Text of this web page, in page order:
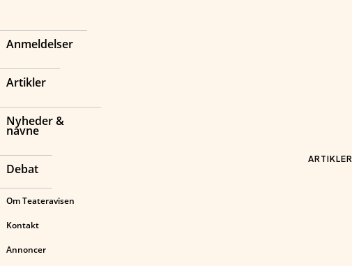
Anmeldelser
Artikler
Nyheder &
navne
Debat
Om Teateravisen
Kontakt
Annoncer
ARTIKLER